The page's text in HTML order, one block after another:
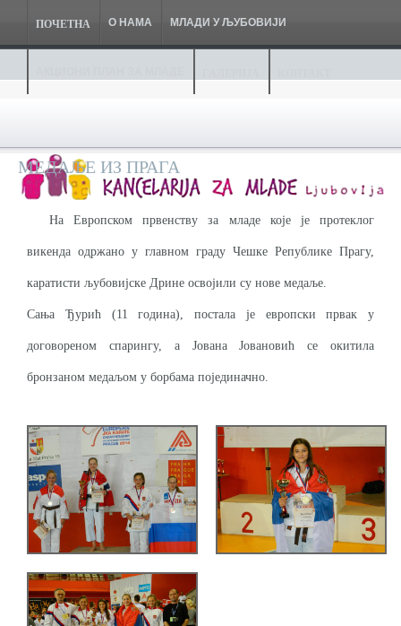
ПОЧЕТНА О НАМА МЛАДИ У ЉУБОВИЈИ
МЕДАЉЕ ИЗ ПРАГА
На Европском првенству за младе које је протеклог
викенда одржано у главном граду Чешке Републике Прагу,
каратисти љубовијске Дрине освојили су нове медаље.
Сања Ђурић (11 година), постала је европски првак у
договореном спарингу, а Јована Јовановић се окитила
бронзаном медаљом у борбама појединачно.